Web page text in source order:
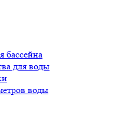
бассейна
для воды
воды